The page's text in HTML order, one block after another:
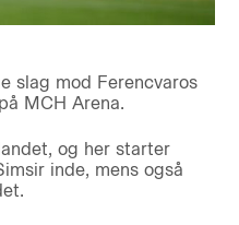
slag mod Ferencvaros
MCH Arena.
og her starter
inde, mens også